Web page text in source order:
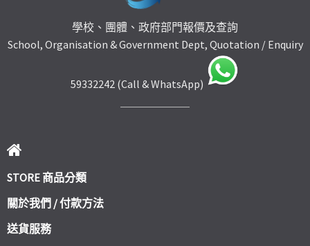
學校、團體、政府部門報價及查詢
School, Organisation & Government Dept, Quotation / Enquiry
59332242 (Call & WhatsApp)
STORE 商品分類
關於我們 / 付款方法
送貨服務